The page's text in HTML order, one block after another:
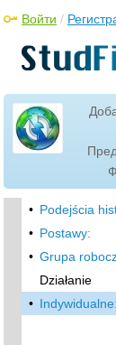
Войти /
• Podejścia
• Postawy:
• Grupa
Działanie
• Indywidualne: